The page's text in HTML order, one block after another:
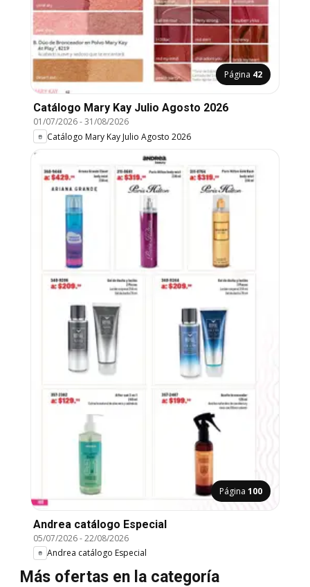
Página 42
Catálogo Mary Kay Julio Agosto 2026
01/07/2026-31/08/2026
Catálogo Mary Kay Julio Agosto 2026
Página 100
Andrea catálogo Especial
05/07/2026-22/08/2026
Andrea catálogo Especial
Más ofertas en la categoría